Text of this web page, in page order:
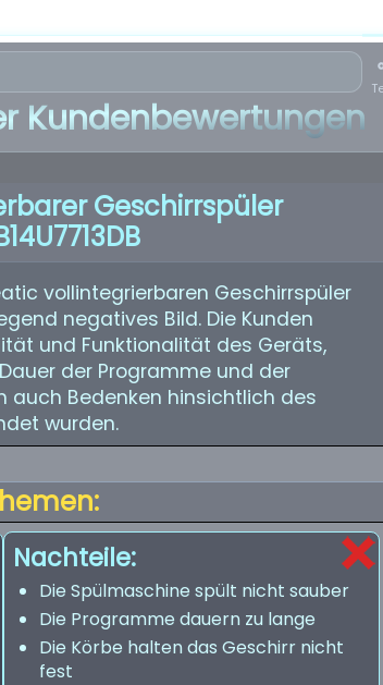
Kundenbewertungen
Geschirrspüler
vollintegrierbaren Geschirrspüler
negatives Bild. Die Kunden
und Funktionalität des Geräts,
der Programme und der
auch Bedenken hinsichtlich des
wurden.
Nachteile:
Die Spülmaschine spült nicht sauber
Die Programme dauern zu lange
Die Körbe halten das Geschirr nicht
fest